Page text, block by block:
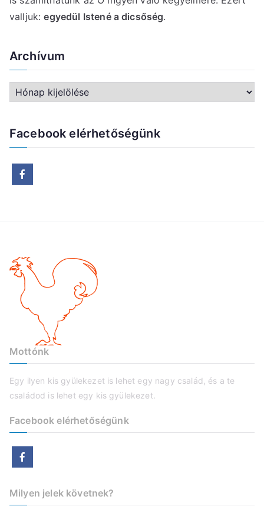
valljuk:egyedül Istené a dicsőség.
Archívum
r
h
u
Facebook elérhetőségünk
Mottónk
Egy ilyen kis gyülekezet is lehet egy nagy család, és a te
családod is lehet egy kis gyülekezet.
Facebook elérhetőségünk
Milyen jelek követnek?